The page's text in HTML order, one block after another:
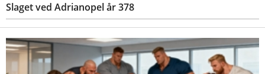
Slaget ved Adrianopel år 378